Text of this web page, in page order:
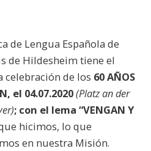
Lengua Española de
de Hildesheim tiene el
de los 60 AÑOS
el 04.07.2020(Platz an der
; con el lema “VENGAN Y
hicimos, lo que
en nuestra Misión.